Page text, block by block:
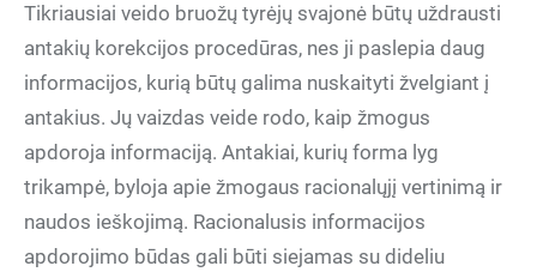
Tikriausiai veido bruožų tyrėjų svajonė būtų uždrausti
antakių korekcijos procedūras, nes ji paslepia daug
informacijos, kurią būtų galima nuskaityti žvelgiant į
antakius. Jų vaizdas veide rodo, kaip žmogus
apdoroja informaciją. Antakiai, kurių forma lyg
trikampė, byloja apie žmogaus racionalųjį vertinimą ir
naudos ieškojimą. Racionalusis informacijos
apdorojimo būdas gali būti siejamas su dideliu